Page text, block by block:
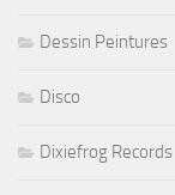
Dessin Peintures
Disco
Dixiefrog Records